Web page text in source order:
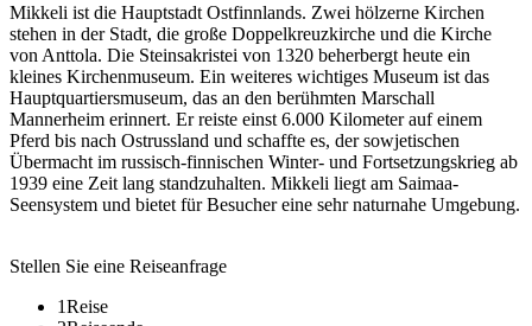
Mikkeli ist die Hauptstadt Ostfinnlands. Zwei hölzerne Kirchen
stehen in der Stadt, die große Doppelkreuzkirche und die Kirche
von Anttola. Die Steinsakristei von 1320 beherbergt heute ein
kleines Kirchenmuseum. Ein weiteres wichtiges Museum ist das
Hauptquartiersmuseum, das an den berühmten Marschall
Mannerheim erinnert. Er reiste einst 6.000 Kilometer auf einem
Pferd bis nach Ostrussland und schaffte es, der sowjetischen
Übermacht im russisch-finnischen Winter- und Fortsetzungskrieg ab
1939 eine Zeit lang standzuhalten. Mikkeli liegt am Saimaa-
Seensystem und bietet für Besucher eine sehr naturnahe Umgebung.
Stellen Sie eine Reiseanfrage
1Reise